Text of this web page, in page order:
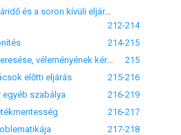
5. Az elintézési határidő és a soron kívüli eljárás problematikája
212-214
214-215
7. Más szerv megkeresése, véleményének kérése
215
előtti eljárás
215-216
egyéb szabálya
216-219
216-217
217-218